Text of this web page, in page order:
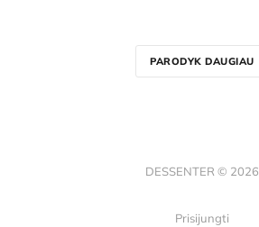
PARODYK DAUGIAU
DESSENTER © 2026
Prisijungti